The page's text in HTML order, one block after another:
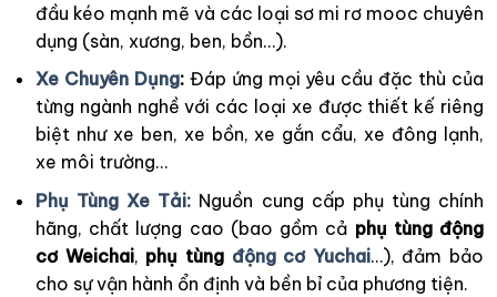
đầu kéo mạnh mẽ và các loại sơ mi rơ mooc chuyên
dụng (sàn, xương, ben, bồn…).
Xe Chuyên Dụng:Đáp ứng mọi yêu cầu đặc thù của
từng ngành nghề với các loại xe được thiết kế riêng
biệt như xe ben, xe bồn, xe gắn cẩu, xe đông lạnh,
xe môi trường…
Phụ Tùng Xe Tải: Nguồn cung cấp phụ tùng chính
hãng, chất lượng cao (bao gồm cả phụ tùng động
cơ Weichai, phụ tùngđộng cơ Yuchai…), đảm bảo
cho sự vận hành ổn định và bền bỉ của phương tiện.